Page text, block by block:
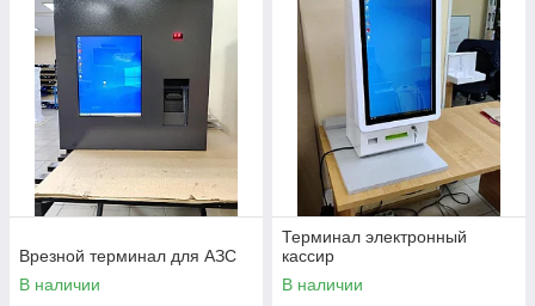
Врезной терминал для АЗС
В наличии
Терминал электронный
кассир
В наличии